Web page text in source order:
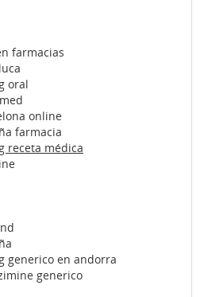
farmacias
oral
online
farmacia
receta médica
generico en andorra
generico